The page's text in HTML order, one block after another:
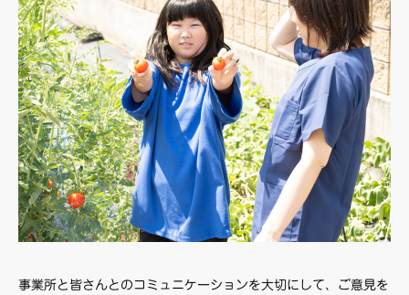
事業所と皆さんとのコミュニケーションを大切にして、ご意見を